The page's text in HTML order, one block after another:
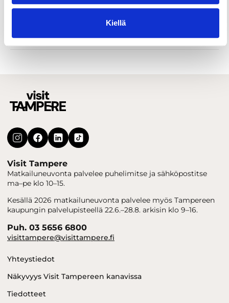
Kiellä
Visit Tampere
Matkailuneuvonta palvelee puhelimitse ja sähköpostitse
ma–pe klo 10–15.
Kesällä 2026 matkailuneuvonta palvelee myös Tampereen
kaupungin palvelupisteellä 22.6.–28.8. arkisin klo 9–16.
Puh. 03 5656 6800
visittampere@visittampere.fi
Yhteystiedot
Näkyvyys Visit Tampereen kanavissa
Tiedotteet